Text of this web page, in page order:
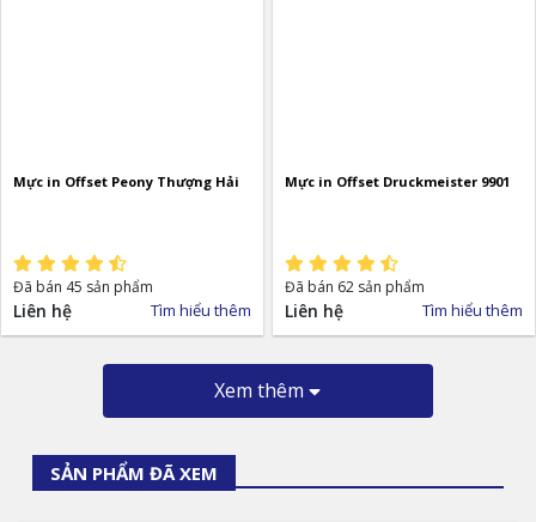
Mực in Offset Peony Thượng Hải
Đã bán 45 sản phẩm
Liên hệ Tìm hiểu thêm
Mực in Offset Druckmeister 9901
Đã bán 62 sản phẩm
Liên hệ Tìm hiểu thêm
Xem thêm
SẢN PHẨM ĐÃ XEM